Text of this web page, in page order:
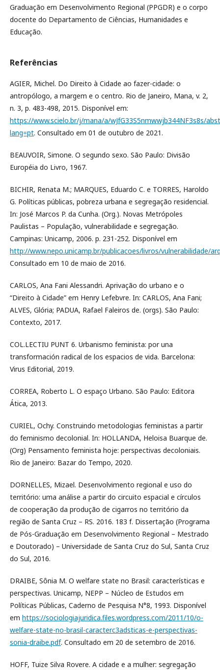
Graduação em Desenvolvimento Regional (PPGDR) e o corpo
docente do Departamento de Ciências, Humanidades e
Educação.
Referências
AGIER, Michel. Do Direito à Cidade ao fazer-cidade: o
antropólogo, a margem e o centro. Rio de Janeiro, Mana, v. 2,
n. 3, p. 483-498, 2015. Disponível em:
https://www.scielo.br/j/mana/a/wJfG33S5nmwwjb344NF3s8s/
lang=pt. Consultado em 01 de outubro de 2021.
BEAUVOIR, Simone. O segundo sexo. São Paulo: Divisão
Européia do Livro, 1967.
BICHIR, Renata M.; MARQUES, Eduardo C. e TORRES, Haroldo
G. Políticas públicas, pobreza urbana e segregação residencial.
In: José Marcos P. da Cunha. (Org.). Novas Metrópoles
Paulistas – População, vulnerabilidade e segregação.
Campinas: Unicamp, 2006. p. 231-252. Disponível em
http://www.nepo.unicamp.br/publicacoes/livros/vulnerabilidade/
Consultado em 10 de maio de 2016.
CARLOS, Ana Fani Alessandri. Aprivação do urbano e o
“Direito à Cidade” em Henry Lefebvre. In: CARLOS, Ana Fani;
ALVES, Glória; PADUA, Rafael Faleiros de. (orgs). São Paulo:
Contexto, 2017.
COL.LECTIU PUNT 6. Urbanismo feminista: por una
transformación radical de los espacios de vida. Barcelona:
Virus Editorial, 2019.
CORREA, Roberto L. O espaço Urbano. São Paulo: Editora
Ática, 2013.
CURIEL, Ochy. Construindo metodologias feministas a partir
do feminismo decolonial. In: HOLLANDA, Heloisa Buarque de.
(Org) Pensamento feminista hoje: perspectivas decoloniais.
Rio de Janeiro: Bazar do Tempo, 2020.
DORNELLES, Mizael. Desenvolvimento regional e uso do
território: uma análise a partir do circuito espacial e círculos
de cooperação da produção de cigarros no território da
região de Santa Cruz – RS. 2016. 183 f. Dissertação (Programa
de Pós-Graduação em Desenvolvimento Regional – Mestrado
e Doutorado) – Universidade de Santa Cruz do Sul, Santa Cruz
do Sul, 2016.
DRAIBE, Sônia M. O welfare state no Brasil: características e
perspectivas. Unicamp, NEPP – Núcleo de Estudos em
Políticas Públicas, Caderno de Pesquisa N°8, 1993. Disponível
em https://sociologiajuridica.files.wordpress.com/2011/10/o-
welfare-state-no-brasil-caracterc3adsticas-e-perspectivas-
sonia-draibe.pdf. Consultado em 20 de setembro de 2016.
HOFF, Tuize Silva Rovere. A cidade e a mulher: segregação